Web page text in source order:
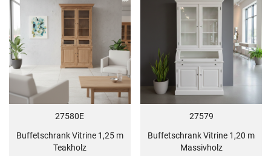
27580E
Buffetschrank Vitrine 1,25 m
Teakholz
27579
Buffetschrank Vitrine 1,20 m
Massivholz